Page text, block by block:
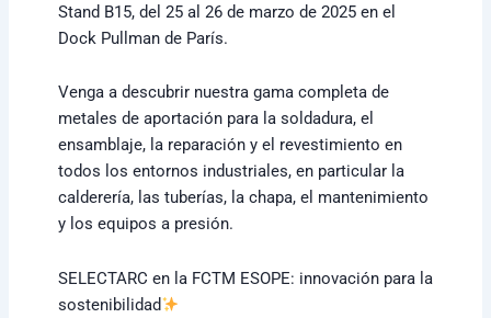
Stand B15, del 25 al 26 de marzo de 2025 en el
Dock Pullman de París.
Venga a descubrir nuestra gama completa de
metales de aportación para la soldadura, el
ensamblaje, la reparación y el revestimiento en
todos los entornos industriales, en particular la
calderería, las tuberías, la chapa, el mantenimiento
y los equipos a presión.
SELECTARC en la FCTM ESOPE: innovación para la
sostenibilidad